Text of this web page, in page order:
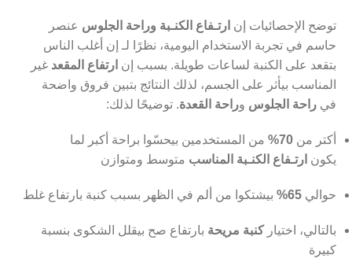
توضح الإحصائيات إن ارتـفاع الكنـبة وراحة الجلوس عنصر
حاسم في تجربة الاستخدام اليومية، نظرًا لـ إن أغلب الناس
بتقعد على الكنبة لساعات طويلة. بسبب إن ارتفاع المقعد غير
المناسب بيأثر على الجسم، لذلك النتائج بتبين فروق واضحة
في راحة الجلوس وراحة القعدة. توضيحًا لذلك:
أكتر من 70%
من المستخدمين بيحسّوا براحة أكبر لما
يكون ارتـفاع الكنـبة المناسب متوسط ومتوازن
حوالي 65% بيشتكوا من ألم في الظهر بسبب كنبة بارتفاع غلط
بالتالي، اختياركنبة مريحة بارتفاع صح بيقلل الشكوى بنسبة
كبيرة